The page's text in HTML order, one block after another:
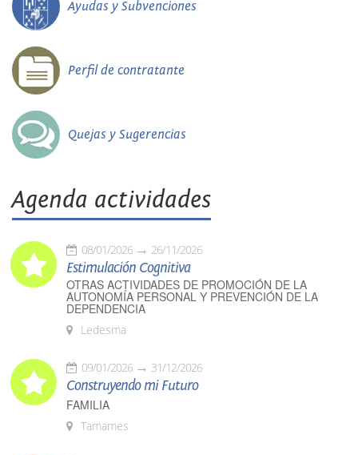
Ayudas y Subvenciones
Perfil de contratante
Quejas y Sugerencias
Agenda actividades
08/01/2026 26/11/2026
Estimulación Cognitiva
OTRAS ACTIVIDADES DE PROMOCIÓN DE LA
AUTONOMÍA PERSONAL Y PREVENCIÓN DE LA
DEPENDENCIA
Ledesma
09/01/2026 31/12/2026
Construyendo mi Futuro
FAMILIA
Tamames